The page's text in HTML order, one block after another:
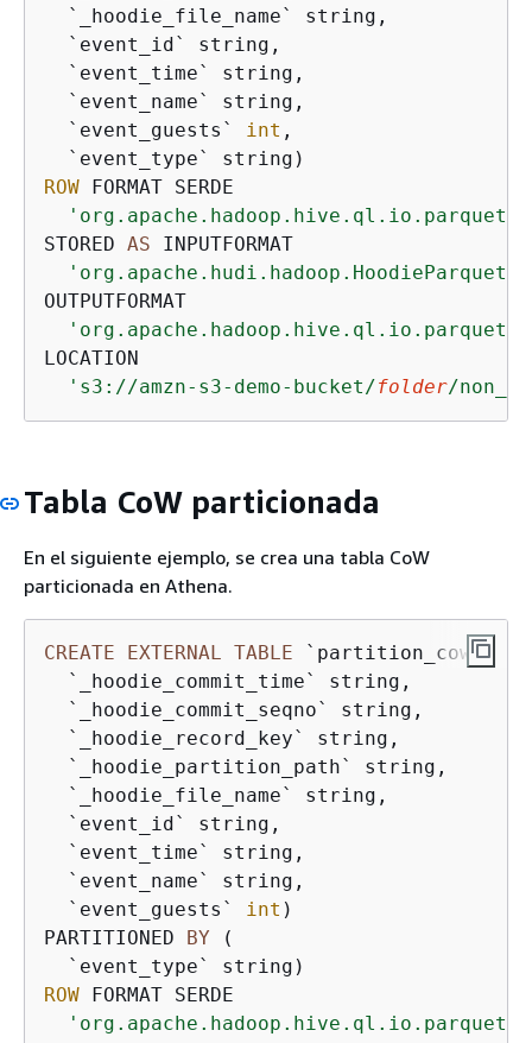
  `_hoodie_file_name` string,
  `event_id` string,
  `event_time` string,
  `event_name` string,
  `event_guests`
int ,
ROW FORMAT SERDE
STORED AS INPUTFORMAT
OUTPUTFORMAT
LOCATION
's3://amzn-s3-demo-bucket/folder/
Tabla CoW particionada
En el siguiente ejemplo, se crea una tabla CoW
particionada en Athena.
CREATE EXTERNAL TABLE `partition_cow`(
  `_hoodie_commit_time` string,
  `_hoodie_commit_seqno` string,
  `_hoodie_record_key` string,
  `_hoodie_partition_path` string,
  `_hoodie_file_name` string,
  `event_id` string,
  `event_time` string,
  `event_name` string,
  `event_guests`
int )
PARTITIONED BY (
ROW FORMAT SERDE